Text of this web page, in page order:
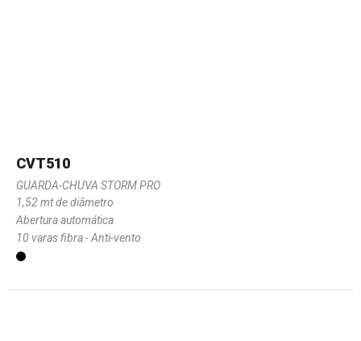
CVT510
GUARDA-CHUVA STORM PRO
1,52 mt de diâmetro
Abertura automática
10 varas fibra - Anti-vento